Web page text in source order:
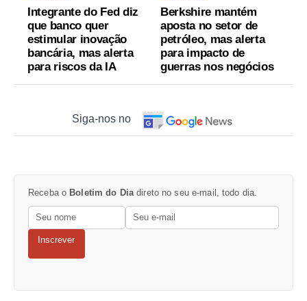
Integrante do Fed diz
que banco quer
estimular inovação
bancária, mas alerta
para riscos da IA
Berkshire mantém
aposta no setor de
petróleo, mas alerta
para impacto de
guerras nos negócios
Siga-nos no
Receba o Boletim do Diadireto no seu e-mail, todo dia.
Inscrever